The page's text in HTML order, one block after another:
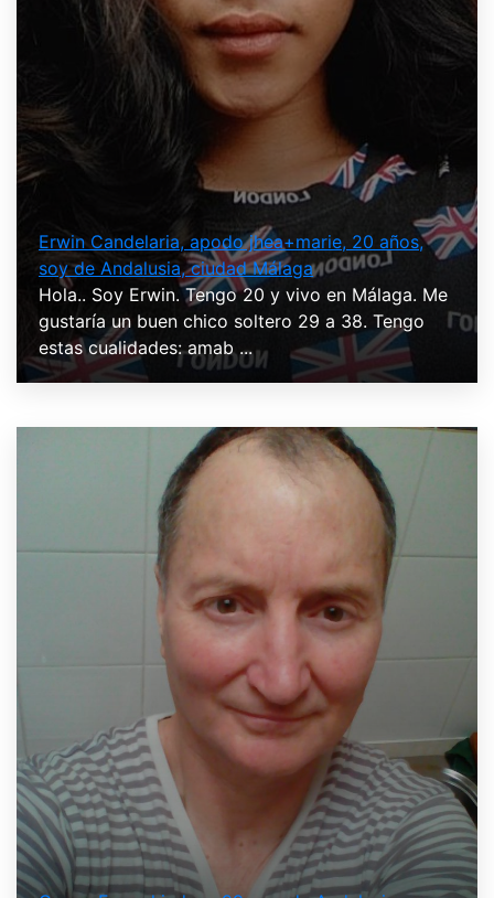
Erwin Candelaria, apodo jhea+marie, 20 años,
soy de Andalusia, ciudad Málaga
Hola.. Soy Erwin. Tengo 20 y vivo en Málaga. Me
gustaría un buen chico soltero 29 a 38. Tengo
estas cualidades: amab ...